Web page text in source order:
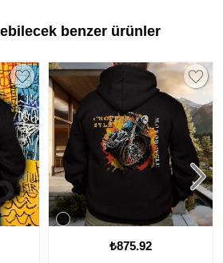
benzer ürünler
₺875.92